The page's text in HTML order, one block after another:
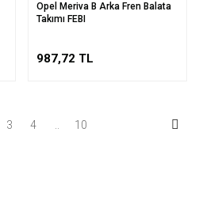
Opel Meriva B Arka Fren Balata
Takımı FEBI
987,72 TL
3 4 10